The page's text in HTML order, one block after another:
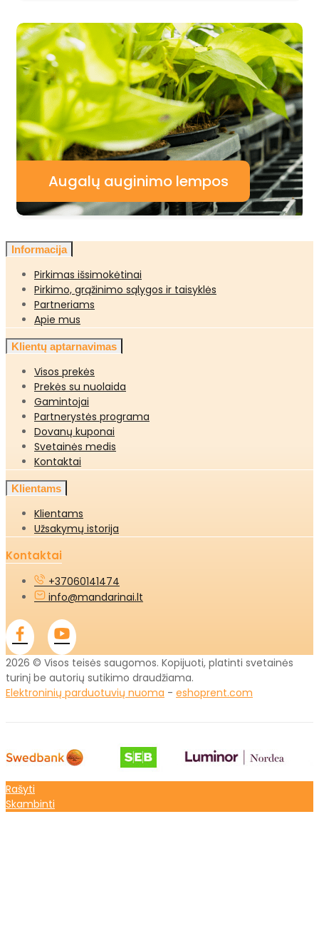
Augalų auginimo lempos
Informacija
Pirkimas išsimokėtinai
Pirkimo, grąžinimo sąlygos ir taisyklės
Partneriams
Apie mus
Klientų aptarnavimas
Visos prekės
Prekės su nuolaida
Gamintojai
Partnerystės programa
Dovanų kuponai
Svetainės medis
Kontaktai
Klientams
Klientams
Užsakymų istorija
Kontaktai
+37060141474
info@mandarinai.lt
2026 © Visos teisės saugomos. Kopijuoti, platinti svetainės
turinį be autorių sutikimo draudžiama.
Elektroninių parduotuvių nuoma - eshoprent.com
Rašyti
Skambinti